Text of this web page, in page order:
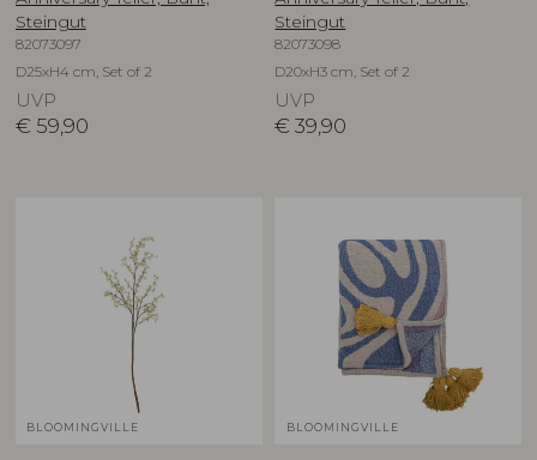
Steingut
82073097
D25xH4 cm, Set of 2
UVP
€ 59,90
Steingut
82073098
D20xH3 cm, Set of 2
UVP
€ 39,90
BLOOMINGVILLE BLOOMINGVILLE